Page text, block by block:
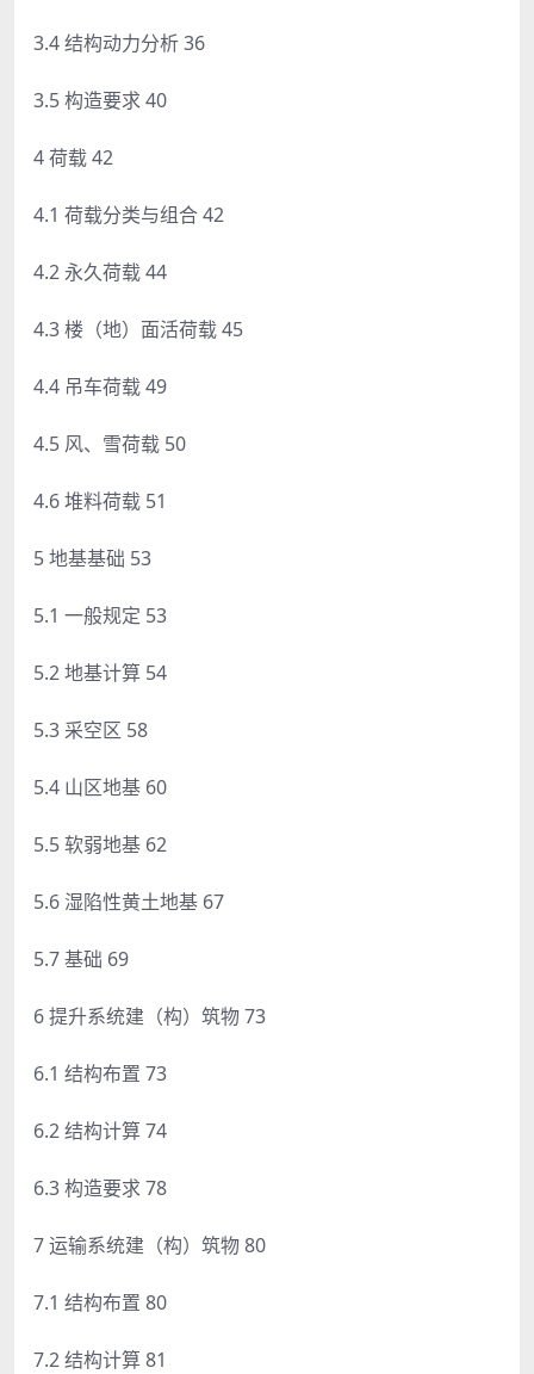
3.4 结构动力分析 36
3.5 构造要求 40
4 荷载 42
4.1 荷载分类与组合 42
4.2 永久荷载 44
4.3 楼（地）面活荷载 45
4.4 吊车荷载 49
4.5 风、雪荷载 50
4.6 堆料荷载 51
5 地基基础 53
5.1 一般规定 53
5.2 地基计算 54
5.3 采空区 58
5.4 山区地基 60
5.5 软弱地基 62
5.6 湿陷性黄土地基 67
5.7 基础 69
6 提升系统建（构）筑物 73
6.1 结构布置 73
6.2 结构计算 74
6.3 构造要求 78
7 运输系统建（构）筑物 80
7.1 结构布置 80
7.2 结构计算 81